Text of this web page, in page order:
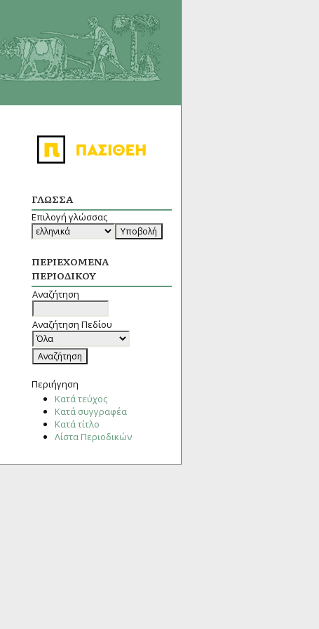
ΓΛΏΣΣΑ
Επιλογή γλώσσας
ΠΕΡΙΕΧΌΜΕΝΑ
ΠΕΡΙΟΔΙΚΟΎ
Αναζήτηση
Αναζήτηση Πεδίου
Περιήγηση
Κατά τεύχος
Κατά συγγραφέα
Κατά τίτλο
Λίστα Περιοδικών